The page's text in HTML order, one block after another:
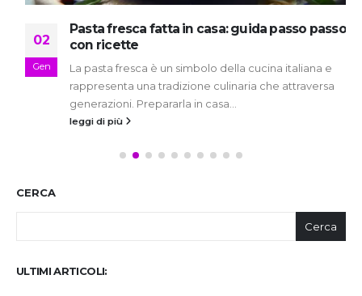
02
Gen
Pasta fresca fatta in casa: guida passo passo
con ricette
La pasta fresca è un simbolo della cucina italiana e
rappresenta una tradizione culinaria che attraversa
generazioni. Prepararla in casa...
leggi di più
CERCA
Cerca
ULTIMI ARTICOLI: